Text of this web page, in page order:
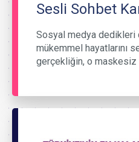
Sesli Sohbet
Sosyal medya dedikleri
mükemmel hayatlarını
gerçekliğin, o maskesiz